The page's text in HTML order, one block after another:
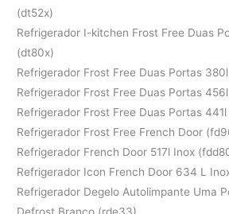
(dt52x)
Refrigerador I-kitchen Frost Free Duas
(dt80x)
Refrigerador Frost Free Duas Portas
Refrigerador Frost Free Duas Portas
Refrigerador Frost Free Duas Portas 441l
Refrigerador Frost Free French Door
Refrigerador French Door 517l Inox
Refrigerador Icon French Door 634 L
Refrigerador Degelo Autolimpante Uma